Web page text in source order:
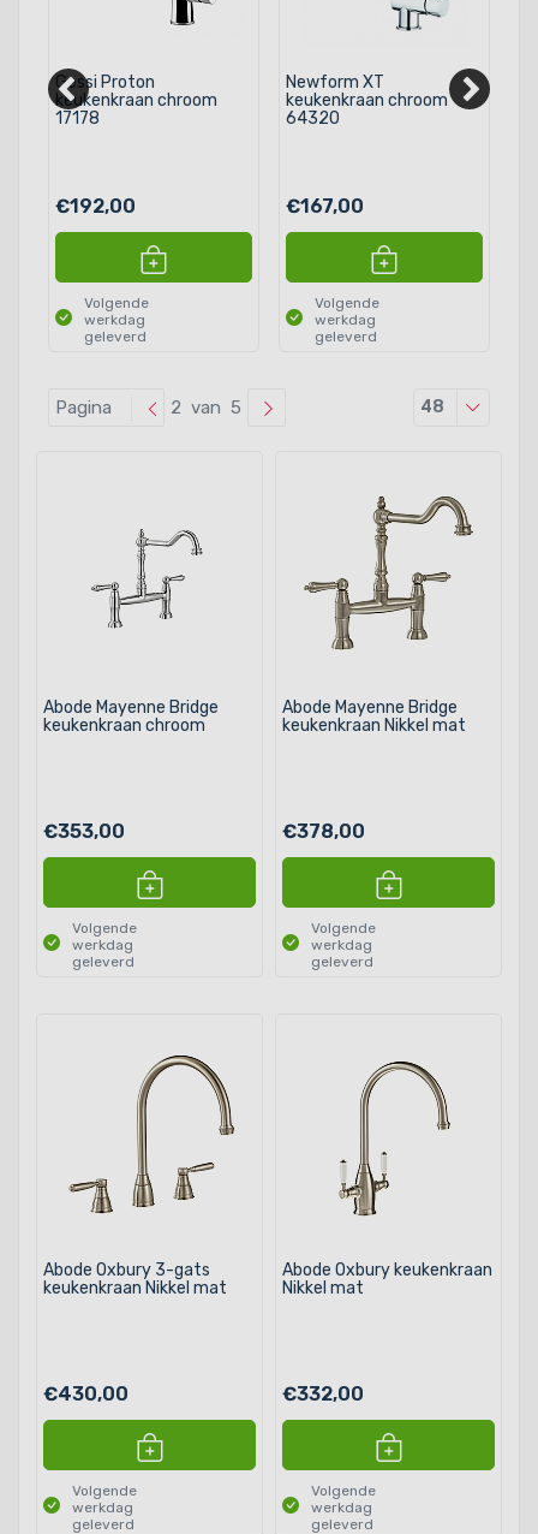
Gessi Proton
keukenkraan chroom
17178
€192,00
Volgende
werkdag
geleverd
Newform XT
keukenkraan chroom
64320
€167,00
Volgende
werkdag
geleverd
48
Pagina 2 van 5
Abode Mayenne Bridge
keukenkraan chroom
€353,00
Volgende
werkdag
geleverd
Abode Mayenne Bridge
keukenkraan Nikkel mat
€378,00
Volgende
werkdag
geleverd
Abode Oxbury 3-gats
keukenkraan Nikkel mat
€430,00
Volgende
werkdag
geleverd
Abode Oxbury keukenkraan
Nikkel mat
€332,00
Volgende
werkdag
geleverd